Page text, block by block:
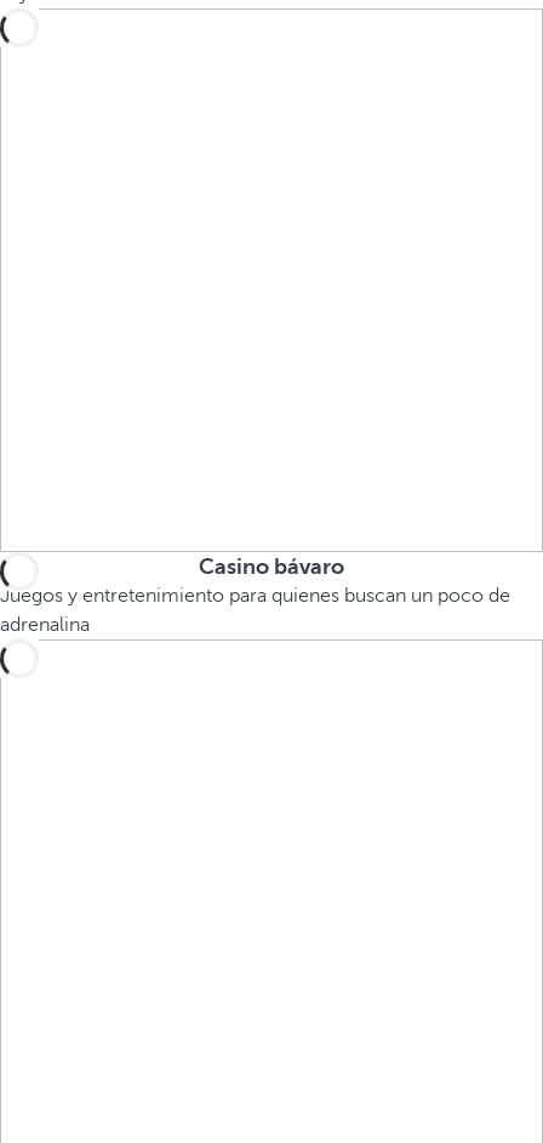
Casino bávaro
Juegos y entretenimiento para quienes buscan un poco de
adrenalina